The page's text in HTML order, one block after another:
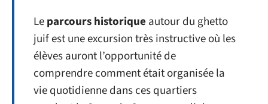
Leparcours historique autour du ghetto
juif est une excursion très instructive où les
élèves auront l’opportunité de
comprendre comment était organisée la
vie quotidienne dans ces quartiers